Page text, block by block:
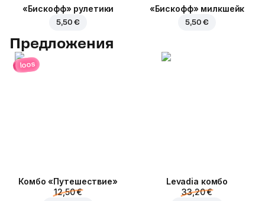
«Бискофф» рулетики
5,50 €
«Бискофф» милкшейк
5,50 €
Предложения
loos
Комбо «Путешествие»
12,50 €
Levadia комбо
33,20 €